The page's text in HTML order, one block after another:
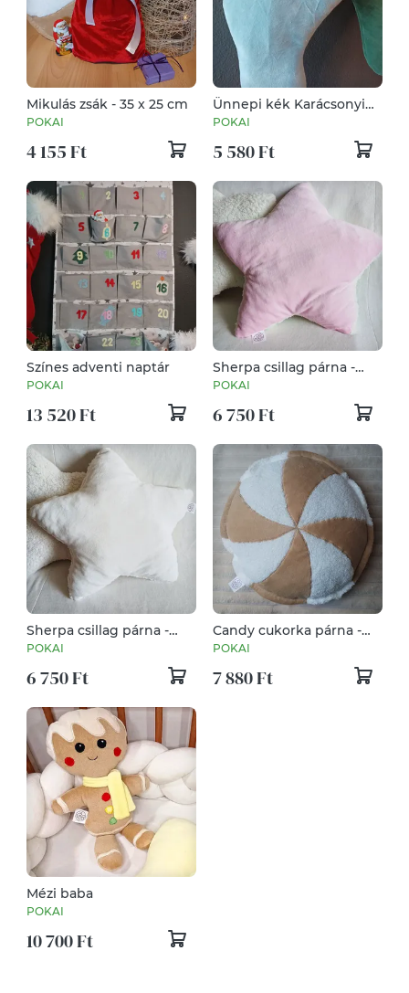
Mikulás zsák - 35 x 25 cm
POKAI
4 155 Ft
Ünnepi kék Karácsonyi
zokni
POKAI
5 580 Ft
Színes adventi naptár
POKAI
13 520 Ft
Sherpa csillag párna -
rózsaszín
POKAI
6 750 Ft
Sherpa csillag párna -
ekrü
POKAI
6 750 Ft
Candy cukorka párna -
szimpla
POKAI
7 880 Ft
Mézi baba
POKAI
10 700 Ft